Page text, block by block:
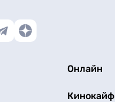
Онлайн
Кинокайф